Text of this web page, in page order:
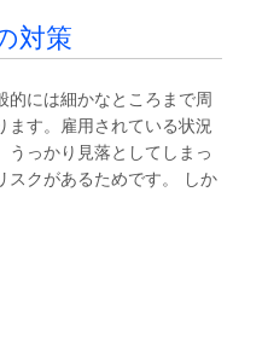
対策
的には細かなところまで周
ます。雇用されている状況
うっかり見落としてしまっ
スクがあるためです。 しか